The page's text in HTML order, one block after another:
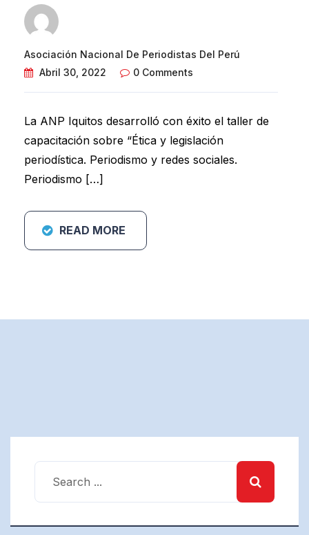
Asociación Nacional De Periodistas Del Perú
Abril 30, 2022
0 Comments
La ANP Iquitos desarrolló con éxito el taller de
capacitación sobre “Ética y legislación
periodística. Periodismo y redes sociales.
Periodismo […]
READ MORE